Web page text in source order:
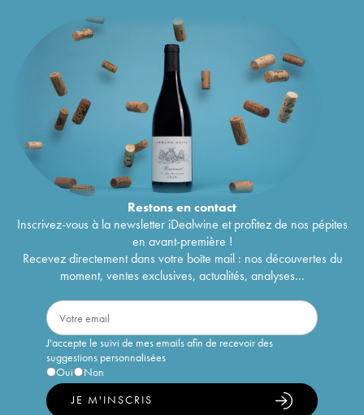
Restons encontact
Inscrivez-vous à la newsletter iDealwine et profitez de nos pépites
en avant-première !
Recevez directement dans votre boîte mail : nos découvertes du
moment, ventes exclusives, actualités, analyses...
J'accepte le suivi de mes emails afin de recevoir des
suggestions personnalisées
Oui
Non
JE M'INSCRIS